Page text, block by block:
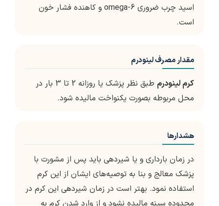
اسید چرب ضروری omega-6 و کاهنده فشار خون
است.
مقدار مصرف لینودرم
کرم لینودرم
طبق نظر پزشک یا روزانه 2 تا 3 بار در
محل مربوطه بصورت یکنواخت مالیده شود.
هشدارها
در زمان بارداری و یا شیردهی باید پس از مشورت با
پزشک معالج و بنا به توصیه‌های ایشان از این کرم
استفاده نمود. بهتر است در زمان شیردهی این کرم در